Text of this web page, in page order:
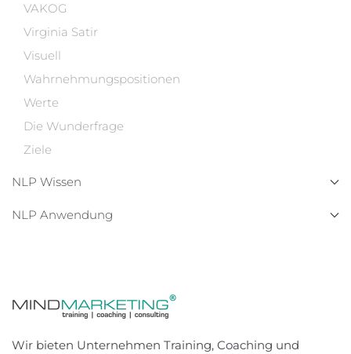
VAKOG
Virginia Satir
Visuell
Wahrnehmungspositionen
Werte
Die Wunderfrage
Ziele
NLP Wissen
NLP Anwendung
Wir bieten Unternehmen Training, Coaching und